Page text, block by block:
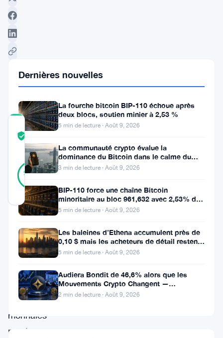
COMMUNITY
SCORE
93%
Vérifié
votes
Mis à jour 3 ans il y a
que
marché
des
crypto-
monnaies
montre
Dernières nouvelles
La fourche bitcoin BIP-110 échoue après
deux blocs, soutien minier à 2,53 %
5 min de lecture · Août 9, 2026
La communauté crypto évalue la
dominance du Bitcoin dans le calme du
week-end
3 min de lecture · Août 9, 2026
BIP-110 force une chaîne Bitcoin
minoritaire au bloc 961,632 avec 2,53% de
soutien des mineurs
5 min de lecture · Août 9, 2026
Les baleines d’Ethena accumulent près de
0,10 $ mais les acheteurs de détail restent
à l’écart
5 min de lecture · Août 9, 2026
Audiera Bondit de 46,6% alors que les
Mouvements Crypto Changent —
Mouvements Quotidiens 9 Août
2 min de lecture · Août 9, 2026